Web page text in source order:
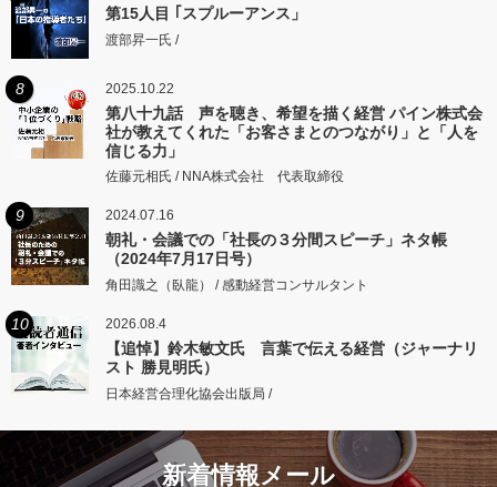
第15人目 ｢スプルーアンス」
渡部昇一氏 /
8 2025.10.22
第八十九話 声を聴き、希望を描く経営 パイン株式会
社が教えてくれた「お客さまとのつながり」と「人を
信じる力」
佐藤元相氏 / NNA株式会社 代表取締役
9 2024.07.16
朝礼・会議での「社長の３分間スピーチ」ネタ帳
（2024年7月17日号）
角田識之（臥龍） / 感動経営コンサルタント
10 2026.08.4
【追悼】鈴木敏文氏 言葉で伝える経営（ジャーナリ
スト 勝見明氏）
日本経営合理化協会出版局 /
新着情報メール